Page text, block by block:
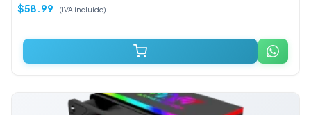
$58.99 (IVA incluido)